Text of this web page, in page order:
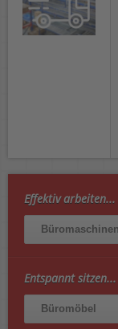
Effektiv arbeiten...
Büromaschinen
Entspannt sitzen...
Büromöbel